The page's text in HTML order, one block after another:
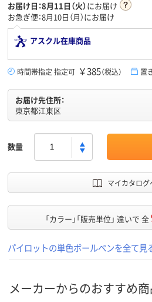
お届け日：8月11日（火）にお届け
お急ぎ便：8月10日（月）にお届け
アスクル在庫商品
時間帯指定 指定可 ￥385（税込） 置
お届け先住所：
東京都江東区
数量
マイカタログ
「カラー」「販売単位」 違いで 全
パイロットの単色ボールペンを全て見
メーカーからのおすすめ